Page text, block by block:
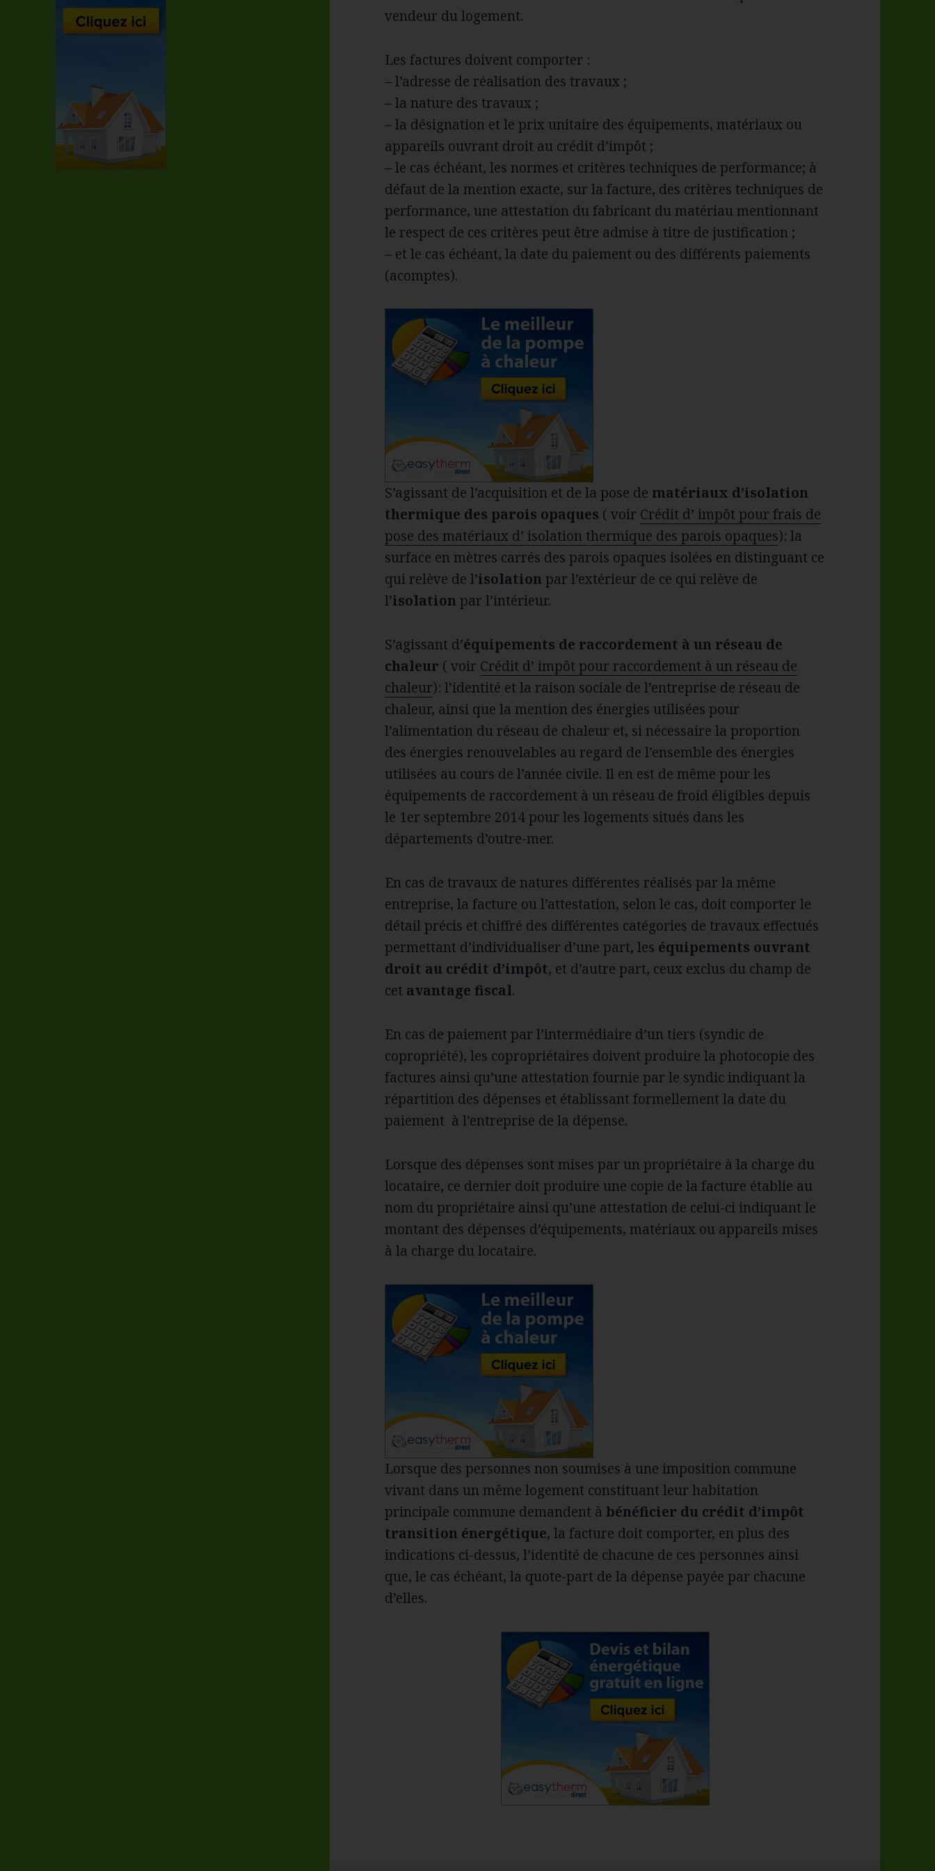
vendeur du logement.
Les factures doivent comporter :
– l’adresse de réalisation des travaux ;
– la nature des travaux ;
– la désignation et le prix unitaire des équipements, matériaux ou
appareils ouvrant droit au crédit d’impôt ;
– le cas échéant, les normes et critères techniques de performance; à
défaut de lamention exacte, sur la facture, des critères techniques de
performance, une attestation du fabricant du matériau mentionnant
le respect de ces critères peut être admise à titre de justification ;
– et le cas échéant, la date du paiement ou des différents paiements
(acomptes).
S’agissant de l’acquisition et de la pose de matériaux d’isolation
thermique des parois opaques ( voir Crédit d’ impôt pour frais de
pose des matériaux d’ isolation thermique des parois opaques): la
surface en mètres carrés des parois opaques isolées en distinguant ce
qui relève de l’isolation par l’extérieur de ce qui relève de
l’isolation par l’intérieur.
S’agissant d’équipements de raccordement à un réseau de
chaleur ( voir Crédit d’ impôt pour raccordement à un réseau de
chaleur): l’identité et la raison sociale de l’entreprise de réseau de
chaleur, ainsi que la mention des énergies utilisées pour
l’alimentation du réseau de chaleur et, si nécessaire la proportion
des énergies renouvelables au regard de l’ensemble des énergies
utilisées au cours de l’année civile. Il en est de même pour les
équipements de raccordement à un réseau de froid éligibles depuis
le 1er septembre 2014 pour les logements situés dans les
départements d’outre-mer.
En cas de travaux de natures différentes réalisés par la même
entreprise, la facture ou l’attestation, selon le cas, doit comporter le
détail précis et chiffré des différentes catégories de travaux effectués
permettant d’individualiser d’une part, les équipements ouvrant
droit au crédit d’impôt, et d’autre part, ceux exclus du champ de
cet avantage fiscal.
En cas de paiement par l’intermédiaire d’un tiers (syndic de
copropriété), les copropriétaires doivent produire la photocopie des
factures ainsi qu’une attestation fournie par le syndic indiquant la
répartition des dépenses et établissant formellement la date du
paiement à l’entreprise de la dépense.
Lorsque des dépenses sont mises par un propriétaire à la charge du
locataire, ce dernier doit produire une copie de la facture établie au
nom du propriétaire ainsi qu’une attestation de celui-ci indiquant le
montant des dépenses d’équipements, matériaux ou appareils mises
à la charge du locataire.
Lorsque des personnes non soumises à une imposition commune
vivant dans un même logement constituant leur habitation
principale commune demandent à bénéficier du crédit d’impôt
transition énergétique, la facture doit comporter, en plus des
indications ci-dessus, l’identité de chacune de ces personnes ainsi
que, le cas échéant, la quote-part de la dépense payée par chacune
d’elles.